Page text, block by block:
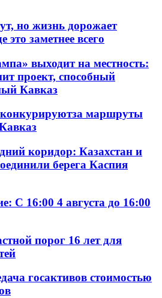
но жизнь дорожает
это заметнее всего
выходит на местность:
проект, способный
Кавказ
маршруты
коридор: Казахстан и
берега Каспия
С 16:00 4 августа до 16:00
порог 16 лет для
госактивов стоимостью